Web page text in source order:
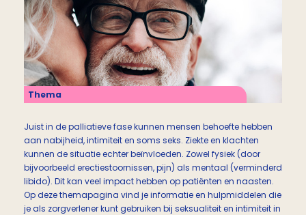
Thema
Juist in de palliatieve fase kunnen mensen behoefte hebben
aan nabijheid, intimiteit en soms seks. Ziekte en klachten
kunnen de situatie echter beïnvloeden. Zowel fysiek (door
bijvoorbeeld erectiestoornissen, pijn) als mentaal (verminderd
libido). Dit kan veel impact hebben op patiënten en naasten.
Op deze themapagina vind je informatie en hulpmiddelen die
je als zorgverlener kunt gebruiken bij seksualiteit en intimiteit in